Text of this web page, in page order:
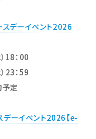
デーイベント2026
18：00
23：59
定
ーイベント2026【e-